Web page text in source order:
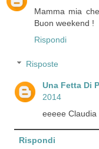
Mamma mia
Buon weekend !
Rispondi
Risposte
Una Fetta Di
2014
eeeee
Rispondi